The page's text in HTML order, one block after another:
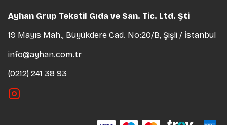
Ayhan Grup Tekstil Gıda ve San. Tic. Ltd. Şti
19 Mayıs Mah., Büyükdere Cad. No:20/B, Şişli / İstanbul
info@ayhan.com.tr
(0212) 241 38 93